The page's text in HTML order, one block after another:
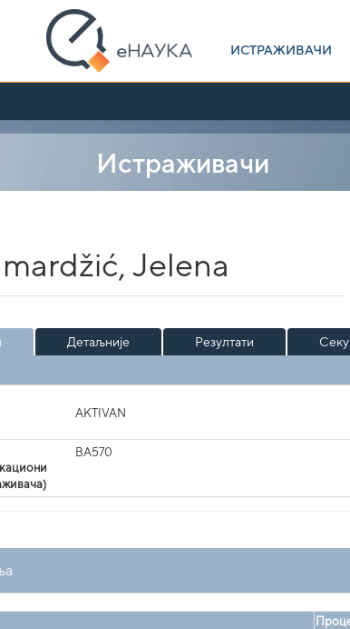
ИСТРАЖИВАЧИ
Истраживачи
Jelena
Детаљније Резултати
AKTIVAN
BA570